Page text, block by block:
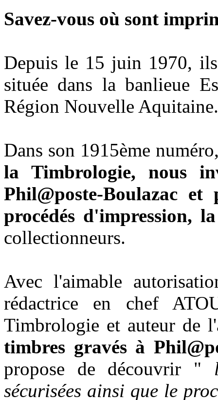
Savez-vous où sont
Depuis le 15 juin 1970,
située dans la banlieue
Région Nouvelle Aquitaine.
Dans son 1915ème
la Timbrologie, nous
Phil@poste-Boulazac
procédés d'impression,
collectionneurs.
Avec l'aimable
rédactrice en chef
Timbrologie et auteur de
timbres gravés à
propose de découvrir "
sécurisées ainsi que le